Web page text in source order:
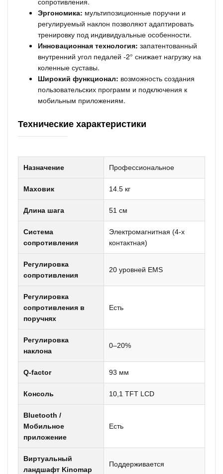
Эргономика: мультипозиционные поручни и
регулируемый наклон позволяют адаптировать
тренировку под индивидуальные особенности.
Инновационная технология: запатентованный
внутренний угол педалей -2° снижает нагрузку на
коленные суставы.
Широкий функционал: возможность создания
пользовательских программ и подключения к
мобильным приложениям.
Технические характеристики
Назначение Профессиональное
Маховик 14.5 кг
Длина шага 51 см
Система
сопротивления
Электромагнитная (4-х
контактная)
Регулировка
сопротивления
20 уровней EMS
Регулировка
сопротивления в
поручнях
Есть
Регулировка
наклона
0–20%
Q-factor 93 мм
Консоль 10,1 TFT LCD
Bluetooth /
Мобильное
приложение
Есть
Виртуальный
ландшафт Kinomap
Поддерживается